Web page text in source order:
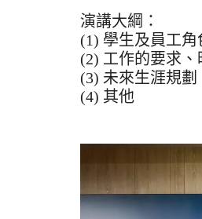
演講大綱：
(1) 學生及員工角
(2) 工作的要求
(3) 未來生涯規劃
(4) 其他